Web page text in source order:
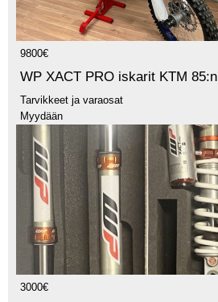
9800€
WP XACT PRO iskarit KTM 85:n
Tarvikkeet ja varaosat
Myydään
3000€